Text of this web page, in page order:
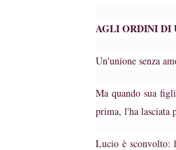
AGLI ORDINI DI
Un'unione senza
Ma quando sua
prima, l'ha lasciata
Lucio è sconvolto: